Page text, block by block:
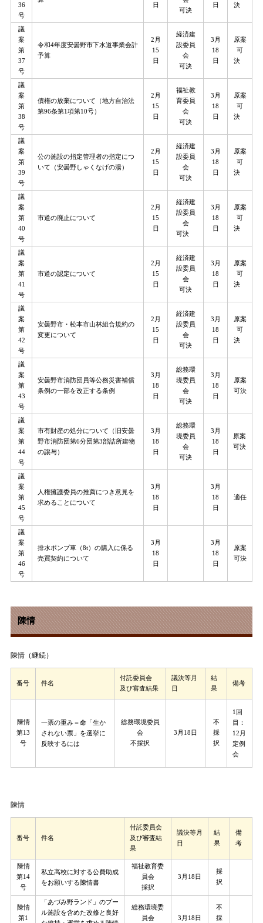
36
号
日
可決
日 決
議
案
第
37
号
令和4年度安曇野市下水道事業会計
予算
2月
15
日
経済建
設委員
会
可決
3月
18
日
原案
可
決
議
案
第
38
号
債権の放棄について（地方自治法
第96条第1項第10号）
2月
15
日
福祉教
育委員
会
可決
3月
18
日
原案
可
決
議
案
第
39
号
公の施設の指定管理者の指定につ
いて（安曇野しゃくなげの湯）
2月
15
日
経済建
設委員
会
可決
3月
18
日
原案
可
決
議
案
第
40
号
市道の廃止について
2月
15
日
経済建
設委員
会
可決
3月
18
日
原案
可
決
議
案
第
41
号
市道の認定について
2月
15
日
経済建
設委員
会
可決
3月
18
日
原案
可
決
議
案
第
42
号
安曇野市・松本市山林組合規約の
変更について
2月
15
日
経済建
設委員
会
可決
3月
18
日
原案
可
決
議
案
第
43
号
安曇野市消防団員等公務災害補償
条例の一部を改正する条例
3月
18
日
総務環
境委員
会
可決
3月
18
日
原案
可決
議
案
第
44
号
市有財産の処分について（旧安曇
野市消防団第6分団第3部詰所建物
の譲与）
3月
18
日
総務環
境委員
会
可決
3月
18
日
原案
可決
議
案
第
45
号
人権擁護委員の推薦につき意見を
求めることについて
3月
18
日
3月
18
日
適任
議
案
第
46
号
排水ポンプ車（8t）の購入に係る
売買契約について
3月
18
日
3月
18
日
原案
可決
陳情
番号 件名
付託委員会
及び審査結果
議決等月
日
結
果
備考
陳情（継続）
陳情
第13
号
一票の重み＝命「生か
されない票」を選挙に
反映するには
総務環境委員
会
不採択
3月18日
不
採
択
1回
目：
12月
定例
会
番号 件名
付託委員会
及び審査結
果
議決等月
日
結
果
備
考
陳情
陳情
第14
号
私立高校に対する公費助成
をお願いする陳情書
福祉教育委
員会
採択
3月18日
採
択
陳情
第1
「あづみ野ランド」のプー
ル施設を含めた改修と良好
総務環境委
員会
3月18日
不
採